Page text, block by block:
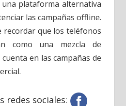
plataforma alternativa
las campañas offline.
recordar que los teléfonos
como una mezcla de
en las campañas de
redes sociales: